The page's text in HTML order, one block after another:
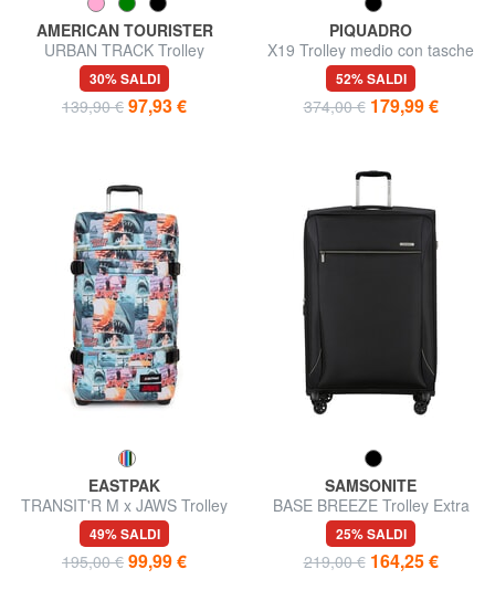
AMERICAN TOURISTER
URBAN TRACK Trolley
borsone grande
30% SALDI
139,90 € 97,93 €
PIQUADRO
X19 Trolley medio con tasche
52% SALDI
374,00 € 179,99 €
EASTPAK
TRANSIT'R M x JAWS Trolley
misura media
49% SALDI
195,00 € 99,99 €
SAMSONITE
BASE BREEZE Trolley Extra
Large, espandibile
25% SALDI
219,00 € 164,25 €